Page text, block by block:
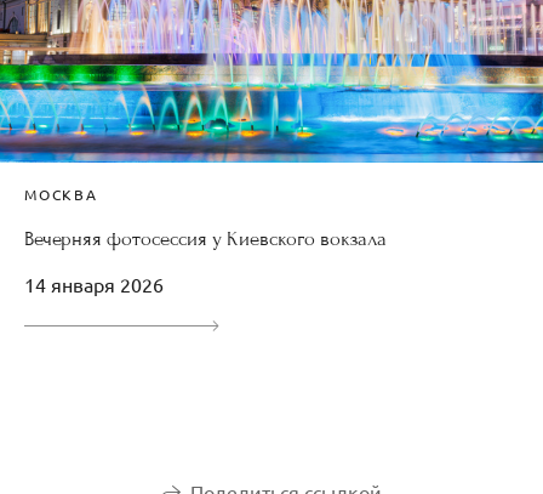
МОСКВА
Вечерняя фотосессия у Киевского вокзала
14 января 2026